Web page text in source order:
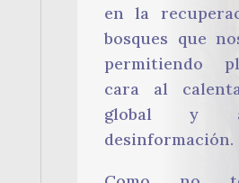
en la
bosques que
permitiendo
cara al
global y
desinformación.